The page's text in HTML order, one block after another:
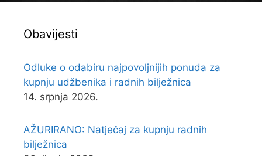
Obavijesti
Odluke o odabiru najpovoljnijih ponuda za
kupnju udžbenika i radnih bilježnica
14. srpnja 2026.
AŽURIRANO: Natječaj za kupnju radnih
bilježnica